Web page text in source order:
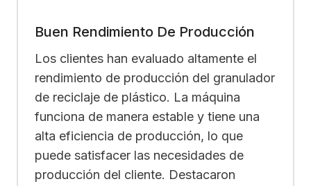
Buen Rendimiento De Producción
Los clientes han evaluado altamente el
rendimiento de producción del granulador
de reciclaje de plástico. La máquina
funciona de manera estable y tiene una
alta eficiencia de producción, lo que
puede satisfacer las necesidades de
producción del cliente. Destacaron